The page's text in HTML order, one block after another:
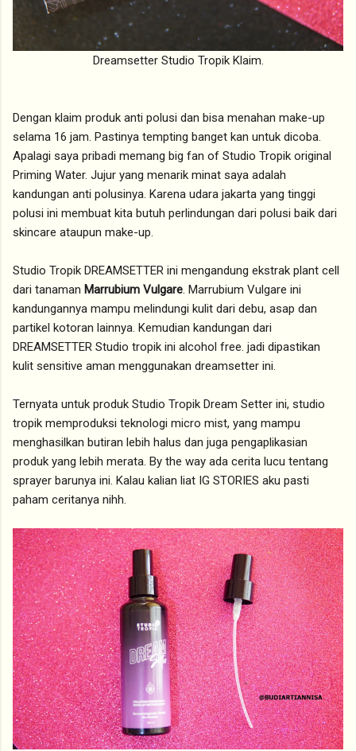
Dreamsetter Studio Tropik Klaim.
Dengan klaim produk anti polusi dan bisa menahan make-up
selama 16 jam. Pastinya tempting banget kan untuk dicoba.
Apalagi saya pribadi memang big fan of Studio Tropik original
Priming Water. Jujur yang menarik minat saya adalah
kandungan anti polusinya. Karena udara jakarta yang tinggi
polusi ini membuat kita butuh perlindungan dari polusi baik dari
skincare ataupun make-up.
Studio Tropik DREAMSETTER ini mengandung ekstrak plant cell
dari tanaman Marrubium Vulgare. Marrubium Vulgare ini
kandungannya mampu melindungi kulit dari debu, asap dan
partikel kotoran lainnya. Kemudian kandungan dari
DREAMSETTER Studio tropik ini alcohol free. jadi dipastikan
kulit sensitive aman menggunakan dreamsetter ini.
Ternyata untuk produk Studio Tropik Dream Setter ini, studio
tropik memproduksi teknologi micro mist, yang mampu
menghasilkan butiran lebih halus dan juga pengaplikasian
produk yang lebih merata. By the way ada cerita lucu tentang
sprayer barunya ini. Kalau kalian liat IG STORIES aku pasti
paham ceritanya nihh.